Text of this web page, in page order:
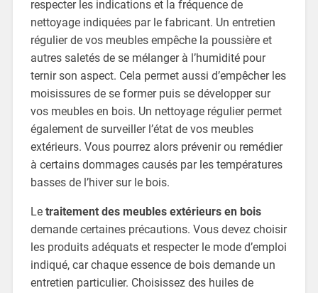
respecter les indications et la fréquence de
nettoyage indiquées par le fabricant. Un entretien
régulier de vos meubles empêche la poussière et
autres saletés de se mélanger à l’humidité pour
ternir son aspect. Cela permet aussi d’empêcher les
moisissures de se former puis se développer sur
vos meubles en bois. Un nettoyage régulier permet
également de surveiller l’état de vos meubles
extérieurs. Vous pourrez alors prévenir ou remédier
à certains dommages causés par les températures
basses de l’hiver sur le bois.
Le traitement des meubles extérieurs en bois
demande certaines précautions. Vous devez choisir
les produits adéquats et respecter le mode d’emploi
indiqué, car chaque essence de bois demande un
entretien particulier. Choisissez des huiles de